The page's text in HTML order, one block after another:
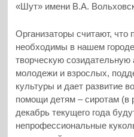
«Шут» имени В.А.
Организаторы считают,
необходимы в нашем
творческую созидательную
молодежи и взрослых,
культуры и дает развитие
помощи детям – сиротам (в
декабрь текущего года
непрофессиональные